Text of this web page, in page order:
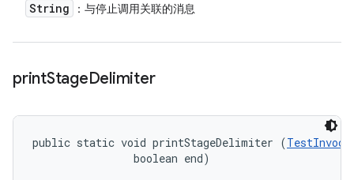
String ：与停止调用关联的消息
printStageDelimiter
public static void printStageDelimiter (
                boolean end)